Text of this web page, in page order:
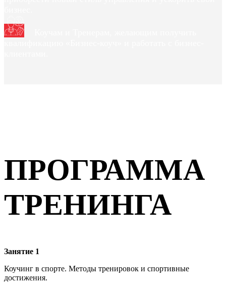
ПРОГРАММА
ТРЕНИНГА
Занятие 1
Коучинг в спорте. Методы тренировок и спортивные
достижения.